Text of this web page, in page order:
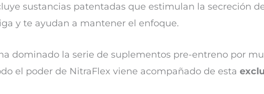
sustancias patentadas que estimulan la secreción
y te ayudan a mantener el enfoque.
dominado la serie de suplementos pre-entreno por
el poder de NitraFlex viene acompañado de esta